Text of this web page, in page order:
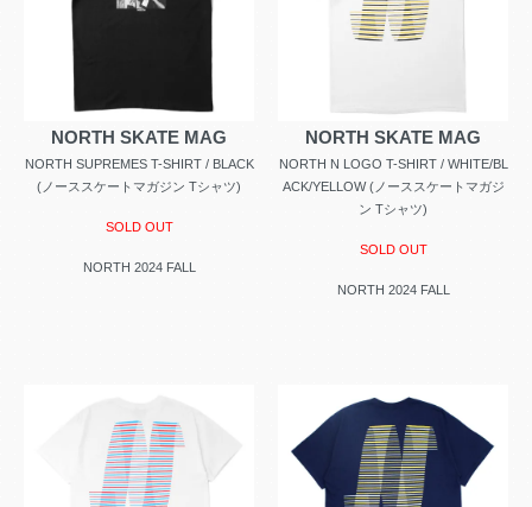
NORTH SKATE MAG
NORTH SUPREMES T-SHIRT / BLACK
(ノーススケートマガジン Tシャツ)
SOLD OUT
NORTH 2024 FALL
NORTH SKATE MAG
NORTH N LOGO T-SHIRT / WHITE/BL
ACK/YELLOW (ノーススケートマガジ
ン Tシャツ)
SOLD OUT
NORTH 2024 FALL